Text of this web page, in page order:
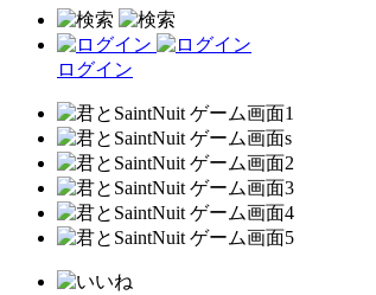
ログイン